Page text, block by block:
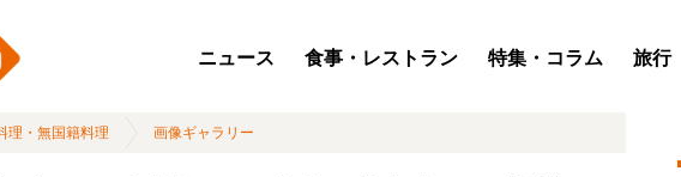
ニュース 食事・レストラン 特集・コラム 旅行
理・無国籍料理 画像ギャラリー